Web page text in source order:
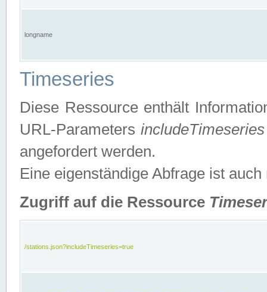
longname
Timeseries
Diese Ressource enthält
URL-ParametersincludeTimeseries
angefordert werden.
Eine eigenständige Abfrage ist auch
Zugriff auf die Ressource
/stations.json?includeTimeseries=true